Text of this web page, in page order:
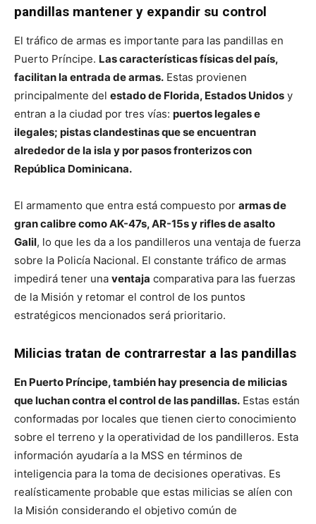
pandillas mantener y expandir su control
El tráfico de armas es importante para las pandillas en
Puerto Príncipe. Las características físicas del país,
facilitan la entrada de armas. Estas provienen
principalmente del estado de Florida, Estados Unidos y
entran a la ciudad por tres vías: puertos legales e
ilegales; pistas clandestinas que se encuentran
alrededor de la isla y por pasos fronterizos con
República Dominicana.
El armamento que entra está compuesto por armas de
gran calibre como AK-47s, AR-15s y rifles de asalto
Galil, lo que les da a los pandilleros una ventaja de fuerza
sobre la Policía Nacional. El constante tráfico de armas
impedirá tener una ventaja comparativa para las fuerzas
de la Misión y retomar el control de los puntos
estratégicos mencionados será prioritario.
Milicias tratan de contrarrestar a las pandillas
En Puerto Príncipe, también hay presencia de milicias
que luchan contra el control de las pandillas. Estas están
conformadas por locales que tienen cierto conocimiento
sobre el terreno y la operatividad de los pandilleros. Esta
información ayudaría a la MSS en términos de
inteligencia para la toma de decisiones operativas. Es
realísticamente probable que estas milicias se alíen con
la Misión considerando el objetivo común de